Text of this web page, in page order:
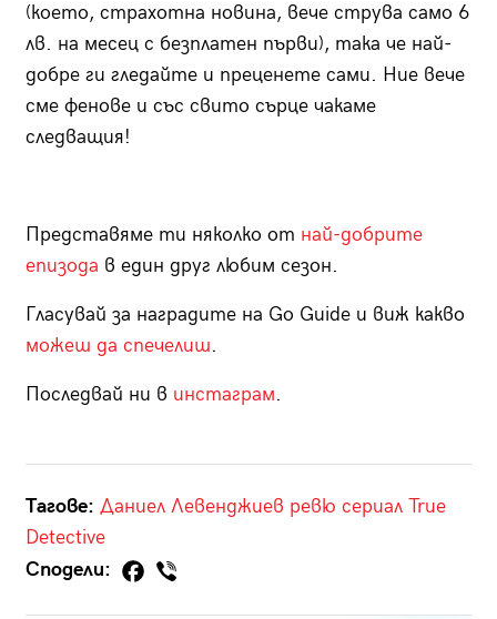
(което, страхотна новина, вече струва само 6
лв. на месец с безплатен първи), така че най-
добре ги гледайте и преценете сами. Ние вече
сме фенове и със свито сърце чакаме
следващия!
Представяме ти няколко от най-добрите
епизода в един друг любим сезон.
Гласувай за наградите на Go Guide и виж какво
можеш да спечелиш.
Последвай ни в инстаграм.
Тагове: Даниел Левенджиев ревю сериал True
Detective
Сподели: